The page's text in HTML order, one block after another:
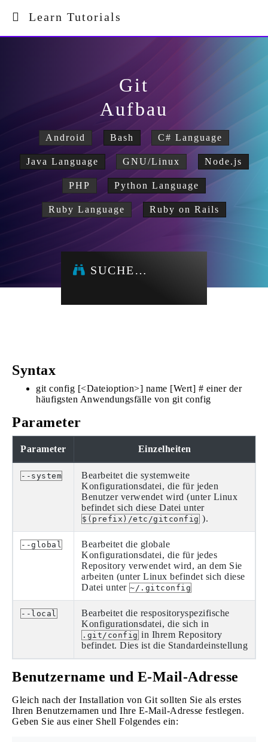
Learn Tutorials
Git
Aufbau
Android Bash C# Language
Java Language GNU/Linux Node.js
PHP Python Language
Ruby Language Ruby on Rails
SUCHE…
Syntax
git config [<Dateioption>] name [Wert] # einer der
häufigsten Anwendungsfälle von git config
Parameter
Parameter Einzelheiten
--system
Bearbeitet die systemweite
Konfigurationsdatei, die für jeden
Benutzer verwendet wird (unter Linux
befindet sich diese Datei unter
$(prefix)/etc/gitconfig ).
--global
Bearbeitet die globale
Konfigurationsdatei, die für jedes
Repository verwendet wird, an dem Sie
arbeiten (unter Linux befindet sich diese
Datei unter ~/.gitconfig
--local
Bearbeitet die respositoryspezifische
Konfigurationsdatei, die sich in
.git/config in Ihrem Repository
befindet. Dies ist die Standardeinstellung
Benutzername und E-Mail-Adresse
Gleich nach der Installation von Git sollten Sie als erstes
Ihren Benutzernamen und Ihre E-Mail-Adresse festlegen.
Geben Sie aus einer Shell Folgendes ein: